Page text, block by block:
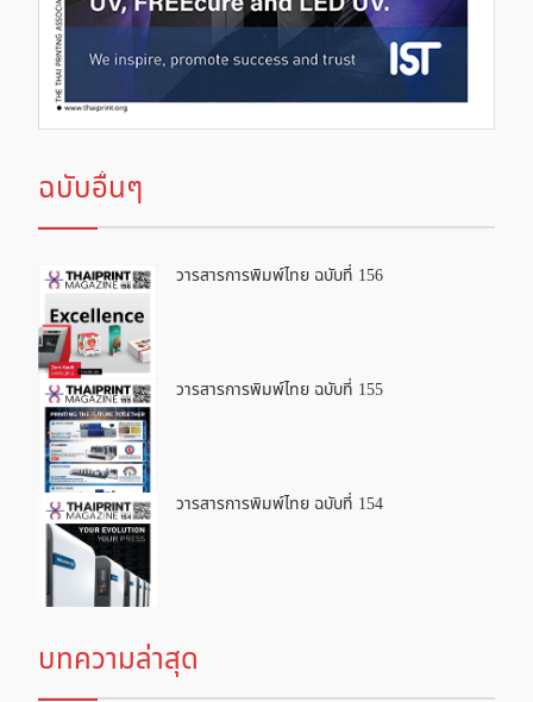
ฉบับอื่นๆ
วารสารการพิมพ์ไทย ฉบับที่ 156
วารสารการพิมพ์ไทย ฉบับที่ 155
วารสารการพิมพ์ไทย ฉบับที่ 154
บทความล่าสุด